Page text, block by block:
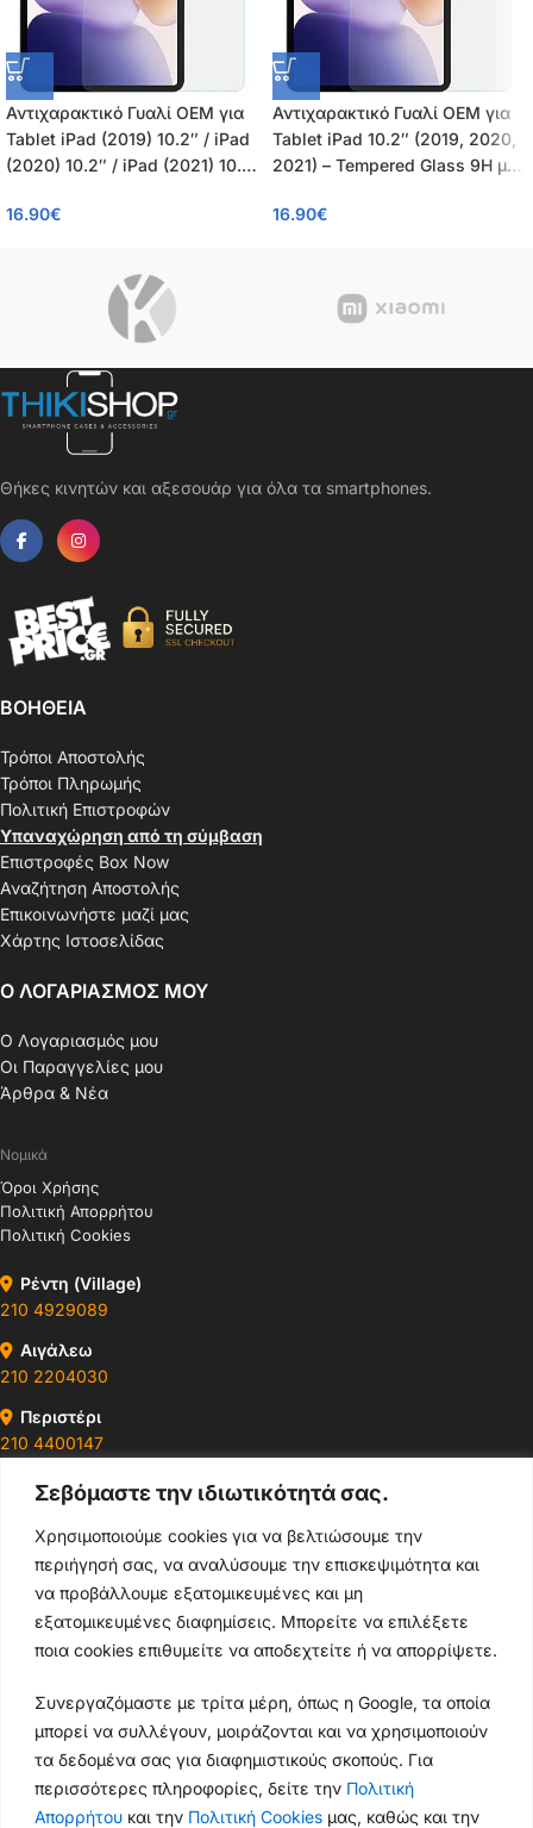
Σεβόμαστε την ιδιωτικότητά σας.
Χρησιμοποιούμε cookies για να βελτιώσουμε την
περιήγησή σας, να αναλύσουμε την επισκεψιμότητα και
να προβάλλουμε εξατομικευμένες και μη
εξατομικευμένες διαφημίσεις. Μπορείτε να επιλέξετε
ποια cookies επιθυμείτε να αποδεχτείτε ή να απορρίψετε.
Συνεργαζόμαστε με τρίτα μέρη, όπως η Google, τα οποία
μπορεί να συλλέγουν, μοιράζονται και να χρησιμοποιούν
τα δεδομένα σας για διαφημιστικούς σκοπούς. Για
περισσότερες πληροφορίες, δείτε την Πολιτική
Απορρήτου και την Πολιτική Cookies μας, καθώς και την
Αντιχαρακτικό Γυαλί OEM για
Tablet iPad (2019) 10.2″ / iPad
(2020) 10.2″ / iPad (2021) 10.2″
Pro (2019) 10.5″ – Tempered
16.90€
Αντιχαρακτικό Γυαλί OEM για
Tablet iPad 10.2″ (2019, 2020,
2021) – Tempered Glass 9H με
16.90€
Θήκες κινητών και αξεσουάρ για όλα τα smartphones.
ΒΟΗΘΕΙΑ
Τρόποι Αποστολής
Τρόποι Πληρωμής
Πολιτική Επιστροφών
Υπαναχώρηση από τη σύμβαση
Επιστροφές Box Now
Αναζήτηση Αποστολής
Επικοινωνήστε μαζί μας
Χάρτης Ιστοσελίδας
Ο ΛΟΓΑΡΙΑΣΜΟΣ ΜΟΥ
Ο Λογαριασμός μου
Οι Παραγγελίες μου
Άρθρα & Νέα
Νομικά
Όροι Χρήσης
Πολιτική Απορρήτου
Πολιτική Cookies
Ρέντη (Village)
210 4929089
Αιγάλεω
210 2204030
Περιστέρι
210 4400147
Ωράρια & Διευθύνσεις →
210 4929089
Κεντρικό τηλέφωνο
info@thikishop.gr
Δευ - Σάβ: 10:00 - 21:00
ΔΩΡΕΑΝ ΑΠΟΣΤΟΛΗ
για παραγγελίες άνω των 35€